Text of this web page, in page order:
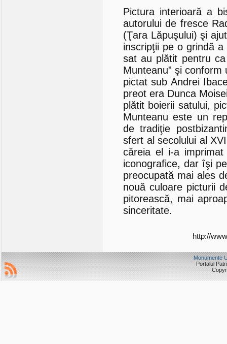
Pictura interioară a
autorului de fresce
(Ţara Lăpuşului) şi
inscripţii pe o grindă a
sat au plătit pentru
Munteanu” şi
pictat sub Andrei
preot era Dunca
plătit boierii satului,
Munteanu este un
de tradiţie
sfert al secolului al
căreia el i-a
iconografice, dar îşi
preocupată mai ales
nouă culoare picturii
pitorească, mai
sinceritate.
http://
Monumente
Portalul